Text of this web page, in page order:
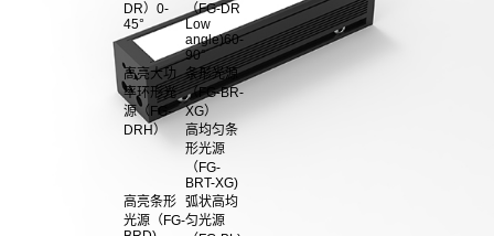
DR）0-
45°
（FG-DR
Low
angle)60-
90°
高亮大功
率环形光
源（FG-
DRH）
条形光源
（FG-BR-
XG）
高均匀条
形光源
（FG-
BRT-XG)
高亮条形
光源（FG-
弧状高均
匀光源